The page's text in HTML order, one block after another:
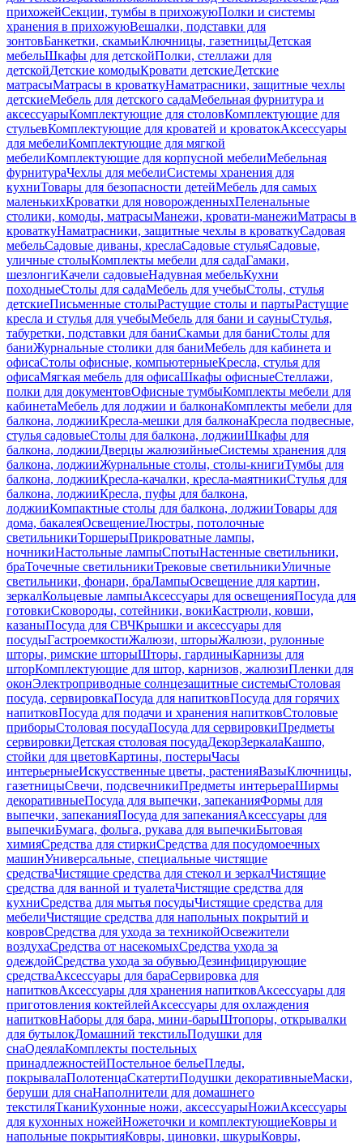
прихожейСекции, тумбы в прихожуюПолки и системы
хранения в прихожуюВешалки, подставки для
зонтовБанкетки, скамьиКлючницы, газетницыДетская
мебельШкафы для детскойПолки, стеллажи для
детскойДетские комодыКровати детскиеДетские
матрасыМатрасы в кроваткуНаматрасники, защитные чехлы
детскиеМебель для детского садаМебельная фурнитура и
аксессуарыКомплектующие для столовКомплектующие для
стульевКомплектующие для кроватей и кроватокАксессуары
для мебелиКомплектующие для мягкой
мебелиКомплектующие для корпусной мебелиМебельная
фурнитураЧехлы для мебелиСистемы хранения для
кухниТовары для безопасности детейМебель для самых
маленькихКроватки для новорожденныхПеленальные
столики, комоды, матрасыМанежи, кровати-манежиМатрасы в
кроваткуНаматрасники, защитные чехлы в кроваткуСадовая
мебельСадовые диваны, креслаСадовые стульяСадовые,
уличные столыКомплекты мебели для садаГамаки,
шезлонгиКачели садовыеНадувная мебельКухни
походныеСтолы для садаМебель для учебыСтолы, стулья
детскиеПисьменные столыРастущие столы и партыРастущие
кресла и стулья для учебыМебель для бани и сауныСтулья,
табуретки, подставки для баниСкамьи для баниСтолы для
баниЖурнальные столики для баниМебель для кабинета и
офисаСтолы офисные, компьютерныеКресла, стулья для
офисаМягкая мебель для офисаШкафы офисныеСтеллажи,
полки для документовОфисные тумбыКомплекты мебели для
кабинетаМебель для лоджии и балконаКомплекты мебели для
балкона, лоджииКресла-мешки для балконаКресла подвесные,
стулья садовыеСтолы для балкона, лоджииШкафы для
балкона, лоджииДверцы жалюзийныеСистемы хранения для
балкона, лоджииЖурнальные столы, столы-книгиТумбы для
балкона, лоджииКресла-качалки, кресла-маятникиСтулья для
балкона, лоджииКресла, пуфы для балкона,
лоджииКомпактные столы для балкона, лоджииТовары для
дома, бакалеяОсвещениеЛюстры, потолочные
светильникиТоршерыПрикроватные лампы,
ночникиНастольные лампыСпотыНастенные светильники,
браТочечные светильникиТрековые светильникиУличные
светильники, фонари, браЛампыОсвещение для картин,
зеркалКольцевые лампыАксессуары для освещенияПосуда для
готовкиСковороды, сотейники, вокиКастрюли, ковши,
казаныПосуда для СВЧКрышки и аксессуары для
посудыГастроемкостиЖалюзи, шторыЖалюзи, рулонные
шторы, римские шторыШторы, гардиныКарнизы для
шторКомплектующие для штор, карнизов, жалюзиПленки для
оконЭлектроприводные солнцезащитные системыСтоловая
посуда, сервировкаПосуда для напитковПосуда для горячих
напитковПосуда для подачи и хранения напитковСтоловые
приборыСтоловая посудаПосуда для сервировкиПредметы
сервировкиДетская столовая посудаДекорЗеркалаКашпо,
стойки для цветовКартины, постерыЧасы
интерьерныеИскусственные цветы, растенияВазыКлючницы,
газетницыСвечи, подсвечникиПредметы интерьераШирмы
декоративныеПосуда для выпечки, запеканияФормы для
выпечки, запеканияПосуда для запеканияАксессуары для
выпечкиБумага, фольга, рукава для выпечкиБытовая
химияСредства для стиркиСредства для посудомоечных
машинУниверсальные, специальные чистящие
средстваЧистящие средства для стекол и зеркалЧистящие
средства для ванной и туалетаЧистящие средства для
кухниСредства для мытья посудыЧистящие средства для
мебелиЧистящие средства для напольных покрытий и
ковровСредства для ухода за техникойОсвежители
воздухаСредства от насекомыхСредства ухода за
одеждойСредства ухода за обувьюДезинфицирующие
средстваАксессуары для бараСервировка для
напитковАксессуары для хранения напитковАксессуары для
приготовления коктейлейАксессуары для охлаждения
напитковНаборы для бара, мини-барыШтопоры, открывалки
для бутылокДомашний текстильПодушки для
снаОдеялаКомплекты постельных
принадлежностейПостельное бельеПледы,
покрывалаПолотенцаСкатертиПодушки декоративныеМаски,
беруши для снаНаполнители для домашнего
текстиляТканиКухонные ножи, аксессуарыНожиАксессуары
для кухонных ножейНожеточки и комплектующиеКовры и
напольные покрытияКовры, циновки, шкурыКовры,